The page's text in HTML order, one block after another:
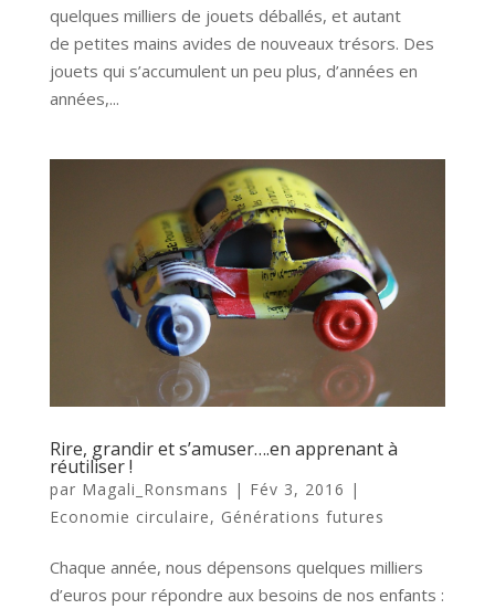
quelques milliers de jouets déballés, et autant
de petites mains avides de nouveaux trésors. Des
jouets qui s’accumulent un peu plus, d’années en
années,...
Rire, grandir et s’amuser….en apprenant à
réutiliser !
par Magali_Ronsmans | Fév 3, 2016 |
Economie circulaire, Générations futures
Chaque année, nous dépensons quelques milliers
d’euros pour répondre aux besoins de nos enfants :